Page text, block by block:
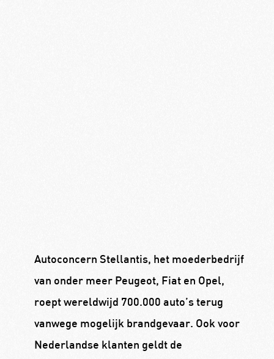
Autoconcern Stellantis, het moederbedrijf
van onder meer Peugeot, Fiat en Opel,
roept wereldwijd 700.000 auto’s terug
vanwege mogelijk brandgevaar. Ook voor
Nederlandse klanten geldt de